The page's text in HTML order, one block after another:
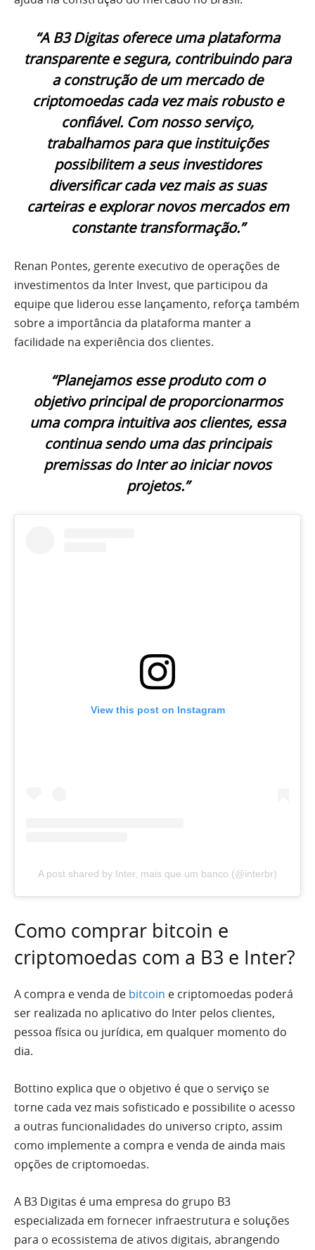
“A B3 Digitas oferece uma plataforma
transparente e segura, contribuindo para
a construção de um mercado de
criptomoedas cada vez mais robusto e
confiável. Com nosso serviço,
trabalhamos para que instituições
possibilitem a seus investidores
diversificar cada vez mais as suas
carteiras e explorar novos mercados em
constante transformação.”
Renan Pontes, gerente executivo de operações de
investimentos da Inter Invest, que participou da
equipe que liderou esse lançamento, reforça também
sobre a importância da plataforma manter a
facilidade na experiência dos clientes.
“Planejamos esse produto com o
objetivo principal de proporcionarmos
uma compra intuitiva aos clientes, essa
continua sendo uma das principais
premissas do Inter ao iniciar novos
projetos.”
View this post on Instagram
A post shared by Inter, mais que um banco (@interbr)
Como comprar bitcoin e
criptomoedas com a B3 e Inter?
A compra e venda de bitcoin e criptomoedas poderá
ser realizada no aplicativo do Inter pelos clientes,
pessoa física ou jurídica, em qualquer momento do
dia.
Bottino explica que o objetivo é que o serviço se
torne cada vez mais sofisticado e possibilite o acesso
a outras funcionalidades do universo cripto, assim
como implemente a compra e venda de ainda mais
opções de criptomoedas.
A B3 Digitas é uma empresa do grupo B3
especializada em fornecer infraestrutura e soluções
para o ecossistema de ativos digitais, abrangendo